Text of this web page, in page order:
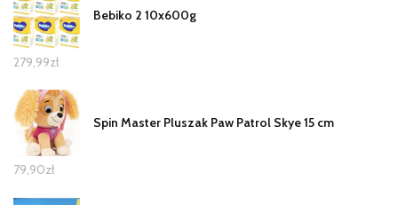
Bebiko 2 10x600g
279,99zł
Spin Master Pluszak Paw Patrol Skye 15 cm
79,90zł